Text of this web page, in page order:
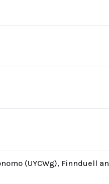
(UYCWg), Finnduell an